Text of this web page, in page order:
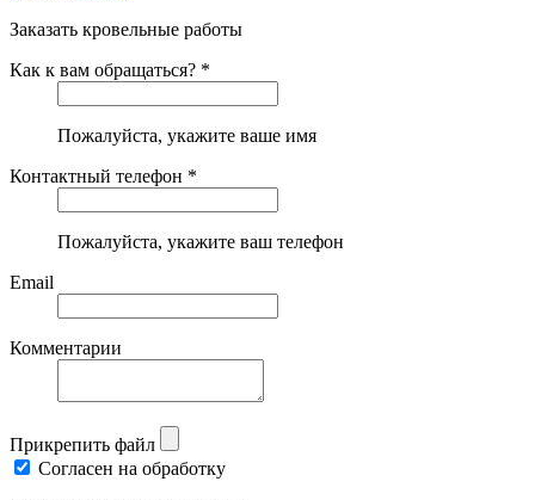
Заказать кровельные работы
Как к вам обращаться? *
Пожалуйста, укажите ваше имя
Контактный телефон *
Пожалуйста, укажите ваш телефон
Email
Комментарии
Прикрепить файл
Согласен на обработку